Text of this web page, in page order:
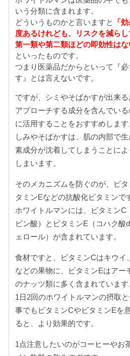
いう分類に含まれます。
どういうものかと言いますと
「
度あるけれども、リスクを減ら
第一類や第二類ほどの即効性はな
といったものです。
つまり医薬品だからといって『必
す』とは言えないです。
ですが、シミやそばかすが出来
アプローチする成分を含んでい
に活用することをおすすめします
しみやそばかすは、肌の内部で
素成分が沈着してしまうことによ
しまいます。
そのメカニズムを防ぐのが、ビ
タミンEなどの抗酸化ビタミンで
ホワイトルマンには、ビタミンC
ビン酸）とビタミンE（コハク酸
ェロール）が含まれています。
食材ですと、ビタミンCはキウイ
などの果物に、ビタミンEはアー
のナッツ類に多く含まれています
1日2回のホワイトルマンの摂取
事でもビタミンCやビタミンEを
ると、より効果的です。
1点注意したいのがコーヒーやお